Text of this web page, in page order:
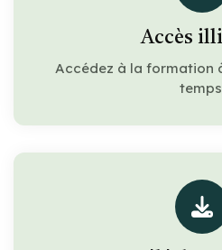
Accès
Accédez à la formation